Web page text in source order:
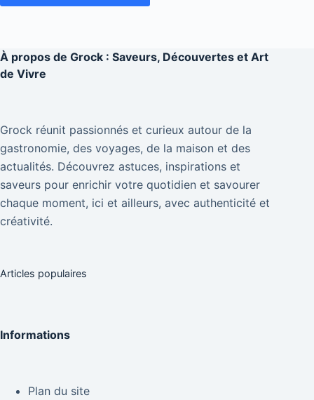
À propos de Grock : Saveurs, Découvertes et Art
de Vivre
Grock réunit passionnés et curieux autour de la
gastronomie, des voyages, de la maison et des
actualités. Découvrez astuces, inspirations et
saveurs pour enrichir votre quotidien et savourer
chaque moment, ici et ailleurs, avec authenticité et
créativité.
Articles populaires
Informations
Plan du site